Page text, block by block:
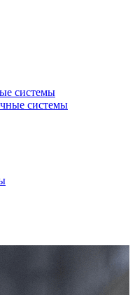
системы
системы